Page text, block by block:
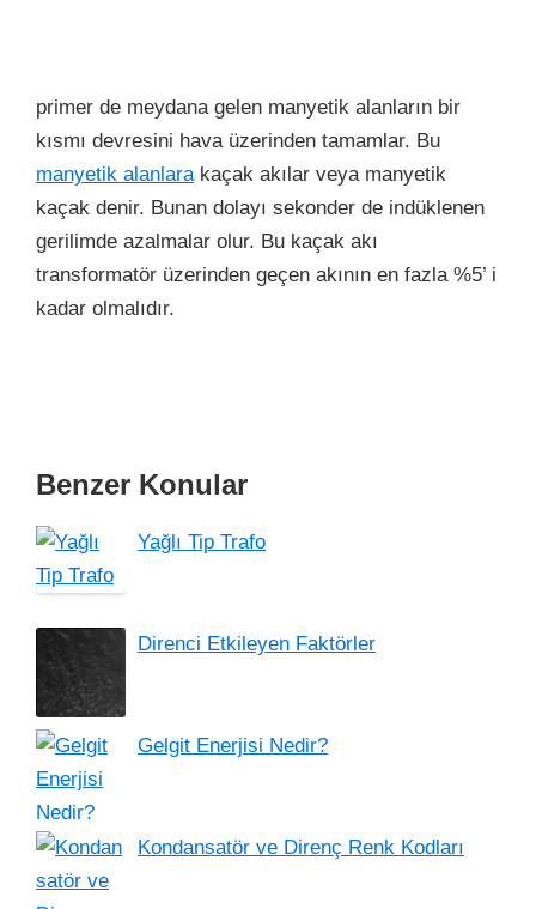
primer de meydana gelen manyetik alanların bir
kısmı devresini hava üzerinden tamamlar. Bu
manyetik alanlara kaçak akılar veya manyetik
kaçak denir. Bunan dolayı sekonder de indüklenen
gerilimde azalmalar olur. Bu kaçak akı
transformatör üzerinden geçen akının en fazla %5’ i
kadar olmalıdır.
Benzer Konular
Yağlı Tip Trafo
Direnci Etkileyen Faktörler
Gelgit Enerjisi Nedir?
Kondansatör ve Direnç Renk Kodları